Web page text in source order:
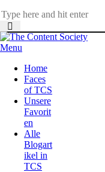
Menu
Home
Faces
of TCS
Unsere
Favorit
en
Alle
Blogart
ikel in
TCS